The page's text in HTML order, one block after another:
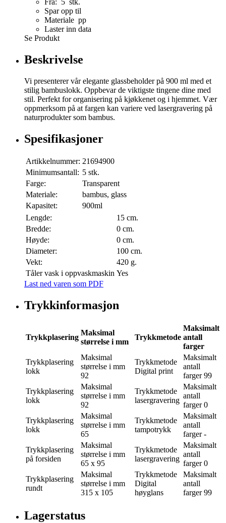
Spar opp til
Materiale pp
Laster inn data
Se Produkt
Beskrivelse
Vi presenterer vår elegante glassbeholder på 900 ml med et
stilig bambuslokk. Oppbevar de viktigste tingene dine med
stil. Perfekt for organisering på kjøkkenet og i hjemmet. Vær
oppmerksom på at fargen kan variere ved lasergravering på
naturprodukter som bambus.
Spesifikasjoner
Artikkelnummer: 21694900
Minimumsantall: 5 stk.
Farge:
Transparent
Materiale:
bambus, glass
Kapasitet:
900ml
Lengde:
15 cm.
Bredde:
0 cm.
Høyde:
0 cm.
Diameter:
100 cm.
Vekt:
420 g.
Tåler vask i oppvaskmaskin Yes
Last ned varen som PDF
Trykkinformasjon
Trykkplasering
Maksimal
størrelse i mm
Trykkmetode
Maksimalt
antall
farger
Trykkplasering
lokk
Maksimal
størrelse i mm
92
Trykkmetode
Digital print
Maksimalt
antall
farger 99
Trykkplasering
lokk
Maksimal
størrelse i mm
92
Trykkmetode
lasergravering
Maksimalt
antall
farger 0
Trykkplasering
lokk
Maksimal
størrelse i mm
65
Trykkmetode
tampotrykk
Maksimalt
antall
farger -
Trykkplasering
på forsiden
Maksimal
størrelse i mm
65 x 95
Trykkmetode
lasergravering
Maksimalt
antall
farger 0
Trykkplasering
rundt
Maksimal
størrelse i mm
315 x 105
Trykkmetode
Digital
høyglans
Maksimalt
antall
farger 99
Lagerstatus